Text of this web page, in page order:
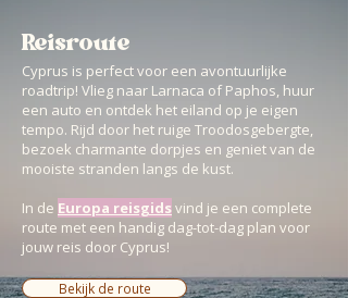
Reisroute
Cyprus is perfect voor een avontuurlijke
roadtrip! Vlieg naar Larnaca of Paphos, huur
een auto en ontdek het eiland op je eigen
tempo. Rijd door het ruige Troodosgebergte,
bezoek charmante dorpjes en geniet van de
mooiste stranden langs de kust.
In de Europa reisgidsvind je een complete
route met een handig dag-tot-dag plan voor
jouw reis door Cyprus!
Bekijk de route